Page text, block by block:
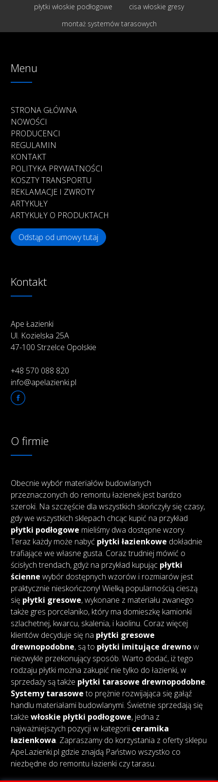
płytki włoskie podłogowe
cisa włoskie gresy
montaż systemów tarasowych
Menu
STRONA GŁÓWNA
NOWOŚCI
PRODUCENCI
REGULAMIN
KONTAKT
POLITYKA PRYWATNOŚCI
KOSZTY TRANSPORTU
REKLAMACJE I ZWROTY
ARTYKUŁY
ARTYKUŁY O PRODUKTACH
Odstąp od umowy tutaj
Kontakt
Ape Łazienki
Ul. Kozielska 25A
47-100 Strzelce Opolskie
+48 570 088 820
info@apelazienki.pl
O firmie
Obecnie wybór materiałów budowlanych
przeznaczonych do remontu łazienek jest bardzo
szeroki. Na szczęście dla wszystkich skończyły się czasy,
gdy we wszystkich sklepach chcąc kupić na przykład
płytki podłogowe mieliśmy dwa dostępne wzory.
Teraz każdy może nabyć płytki łazienkowe dokładnie
trafiające we własne gusta. Coraz trudniej mówić o
ścisłych trendach, gdyż na przykład kupując płytki
ścienne wybór dostępnych wzorów i rozmiarów jest
praktycznie nieskończony! Wielką popularnością cieszą
się płytki gresowe, wykonane z materiału zwanego
także gres porcelaniko, który ma domieszkę kamionki
szlachetnej, kwarcu, skalenia, i kaolinu. Coraz więcej
klientów decyduje się na płytki gresowe
drewnopodobne, są to płytki imitujące drewnow
niezwykle przekonujący sposób. Warto dodać, iż tego
rodzaju płytki można zakupić nie tylko do łazienki, w
sprzedaży są także płytki tarasowe drewnopodobne.
Systemy tarasoweto prężnie rozwijająca się gałąź
handlu materiałami budowlanymi. Świetnie sprzedają się
takżewłoskie płytki podłogowe, jedna z
najważniejszych pozycji w kategorii ceramika
łazienkowa. Zapraszamy do korzystania z oferty sklepu
ApeLazienki.pl gdzie znajdą Państwo wszystko co
niezbędne do remontu łazienki czy tarasu.